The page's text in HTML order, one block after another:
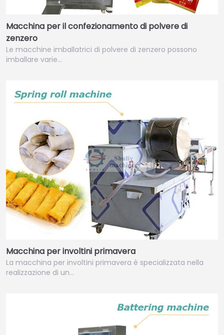
Macchina per il confezionamento di polvere di
zenzero
Le macchine imballatrici di polvere di zenzero possono
imballare varie…
Macchina per involtini primavera
La macchina per involtini primavera è specializzata nella
realizzazione di un…